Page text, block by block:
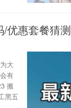
优惠套餐猜测
大
有
搬
黑五